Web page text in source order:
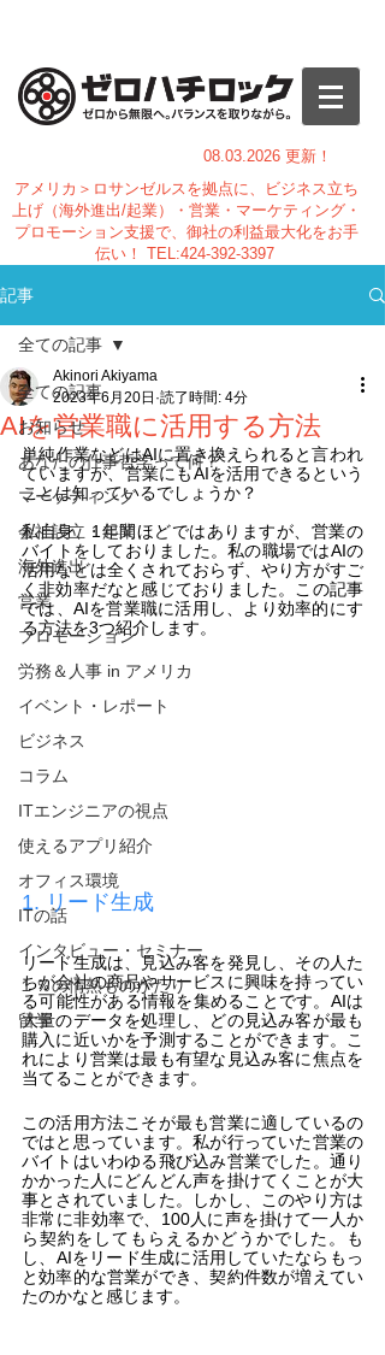
08.03.2026 更新！
アメリカ＞ロサンゼルスを拠点に、ビジネス立ち
上げ（海外進出/起業）・営業・マーケティング・
プロモーション支援で、御社の利益最大化をお手
伝い！ TEL:424-392-3397
記事
全ての記事
お知らせ
あなたの仕事哲学って何？
マーケティング
会社設立・起業
海外進出
営業
プロモーション
労務＆人事 in アメリカ
イベント・レポート
ビジネス
コラム
ITエンジニアの視点
使えるアプリ紹介
オフィス環境
ITの話
インタビュー・セミナー
１％の情熱ものがたり
留学
全ての記事
AIを営業職に活用する方法
Akinori Akiyama
2023年6月20日 読了時間: 4分
単純作業などはAIに置き換えられると言われ
ていますが、営業にもAIを活用できるという
ことは知っているでしょうか？
私自身、1年間ほどではありますが、営業の
バイトをしておりました。私の職場ではAIの
活用などは全くされておらず、やり方がすご
く非効率だなと感じておりました。この記事
では、AIを営業職に活用し、より効率的にす
る方法を3つ紹介します。
1. リード生成
リード生成は、見込み客を発見し、その人た
ちが会社の商品やサービスに興味を持ってい
る可能性がある情報を集めることです。AIは
大量のデータを処理し、どの見込み客が最も
購入に近いかを予測することができます。こ
れにより営業は最も有望な見込み客に焦点を
当てることができます。
この活用方法こそが最も営業に適しているの
ではと思っています。私が行っていた営業の
バイトはいわゆる飛び込み営業でした。通り
かかった人にどんどん声を掛けてくことが大
事とされていました。しかし、このやり方は
非常に非効率で、100人に声を掛けて一人か
ら契約をしてもらえるかどうかでした。も
し、AIをリード生成に活用していたならもっ
と効率的な営業ができ、契約件数が増えてい
たのかなと感じます。